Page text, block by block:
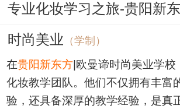
专业化妆学习之旅-贵阳新
时尚美业 （学制）
在贵阳新东方|欧曼谛时尚美业学校
化妆教学团队。他们不仅拥有丰富
验，还具备深厚的教学经验，是真